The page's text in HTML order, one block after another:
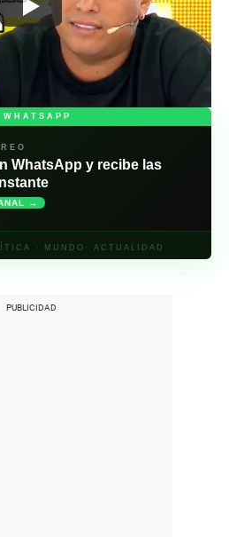
WhatsApp y recibe las
→
· MUNDO· ACTUALIDAD